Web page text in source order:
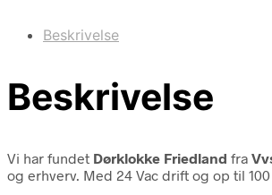
Beskrivelse
Beskrivelse
Vi har fundet Dørklokke Friedland fra
og erhverv. Med 24 Vac drift og op til